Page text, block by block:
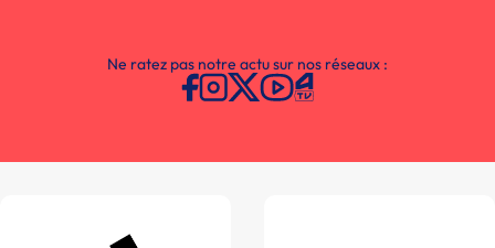
Ne ratez pas notre actu sur nos réseaux :